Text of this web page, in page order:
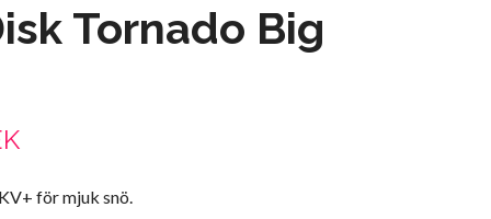
Tornado Big
för mjuk snö.